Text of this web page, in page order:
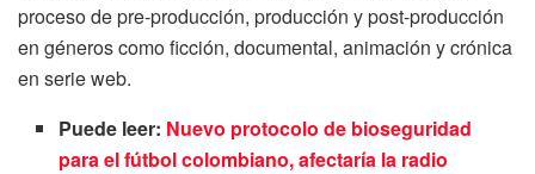
proceso de pre-producción, producción y post-producción
en géneros como ficción, documental, animación y crónica
en serie web.
Puede leer: Nuevo protocolo de bioseguridad
para el fútbol colombiano, afectaría la radio